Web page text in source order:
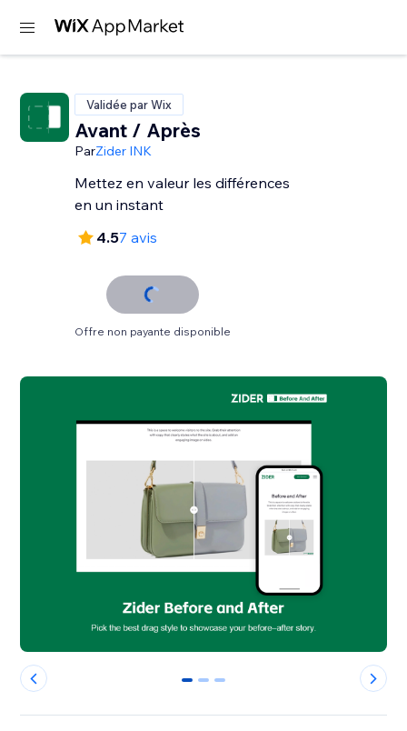
Validée par Wix
Avant / Après
ParZider INK
Mettez en valeur les différences
en un instant
4.57 avis
Offre non payante disponible
0 1 2